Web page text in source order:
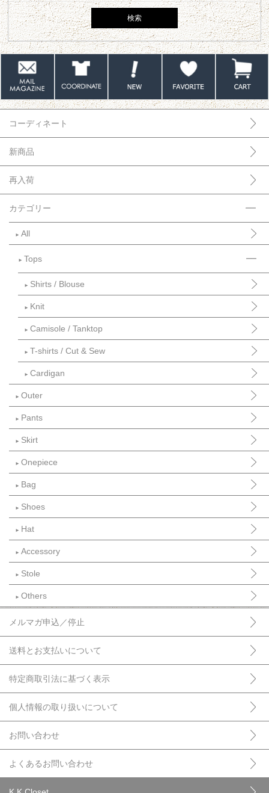
コーディネート
新商品
再入荷
カテゴリー
► All
► Tops
► Shirts / Blouse
► Knit
► Camisole / Tanktop
► T-shirts / Cut & Sew
► Cardigan
► Outer
► Pants
► Skirt
► Onepiece
► Bag
► Shoes
► Hat
► Accessory
► Stole
► Others
メルマガ申込／停止
送料とお支払いについて
特定商取引法に基づく表示
個人情報の取り扱いについて
お問い合わせ
よくあるお問い合わせ